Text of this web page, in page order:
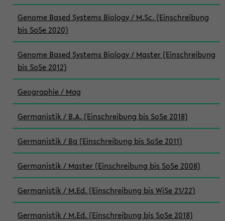
Genome Based Systems Biology / M.Sc. (Einschreibung
bis SoSe 2020)
Genome Based Systems Biology / Master (Einschreibung
bis SoSe 2012)
Geographie / Mag
Germanistik / B.A. (Einschreibung bis SoSe 2018)
Germanistik / Ba (Einschreibung bis SoSe 2011)
Germanistik / Master (Einschreibung bis SoSe 2008)
Germanistik / M.Ed. (Einschreibung bis WiSe 21/22)
Germanistik / M.Ed. (Einschreibung bis SoSe 2018)